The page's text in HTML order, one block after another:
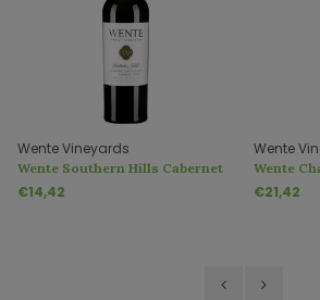
Wente Vineyards
Wente Southern Hills Cabernet
Sauvignon
€14,42
Wente
Wente
Cabernet
€21,42